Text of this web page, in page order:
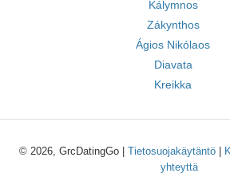
Kálymnos
Zákynthos
Ágios Nikólaos
Diavata
Kreikka
© 2026, GrcDatingGo | Tietosuojakäytäntö|
yhteyttä